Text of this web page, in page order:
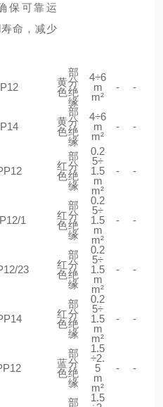
保可靠运
命，减少
黄
色
部
分
绝
缘
4÷6
m
m²
- -
黄
色
部
分
绝
缘
4÷6
m
m²
- -
红
色
部
分
绝
缘
0.2
5÷
1.5
m
m²
- -
1
红
色
部
分
绝
缘
0.2
5÷
1.5
m
m²
- -
23
红
色
部
分
绝
缘
0.2
5÷
1.5
m
m²
- -
红
色
部
分
绝
缘
0.2
5÷
1.5
m
m²
- -
蓝
色
部
分
绝
缘
1.5
÷2.
5
m
m²
- -
部
1.5